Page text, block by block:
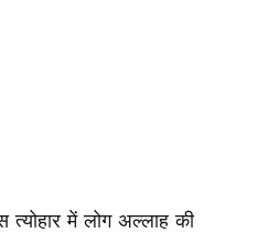
त्योहार में लोग अल्लाह की